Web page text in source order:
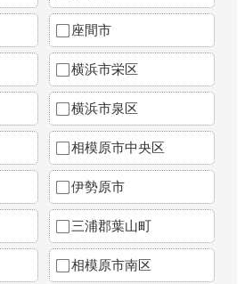
座間市
横浜市栄区
横浜市泉区
相模原市中央区
伊勢原市
三浦郡葉山町
相模原市南区